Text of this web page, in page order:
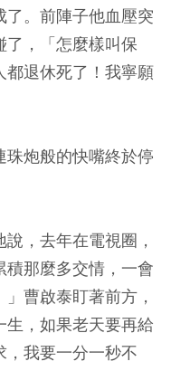
。前陣子他血壓突
了，「怎麼樣叫保
都退休死了！我寧願
炮般的快嘴終於停
，去年在電視圈，
那麼多交情，一會
曹啟泰盯著前方，
，如果老天要再給
，我要一分一秒不